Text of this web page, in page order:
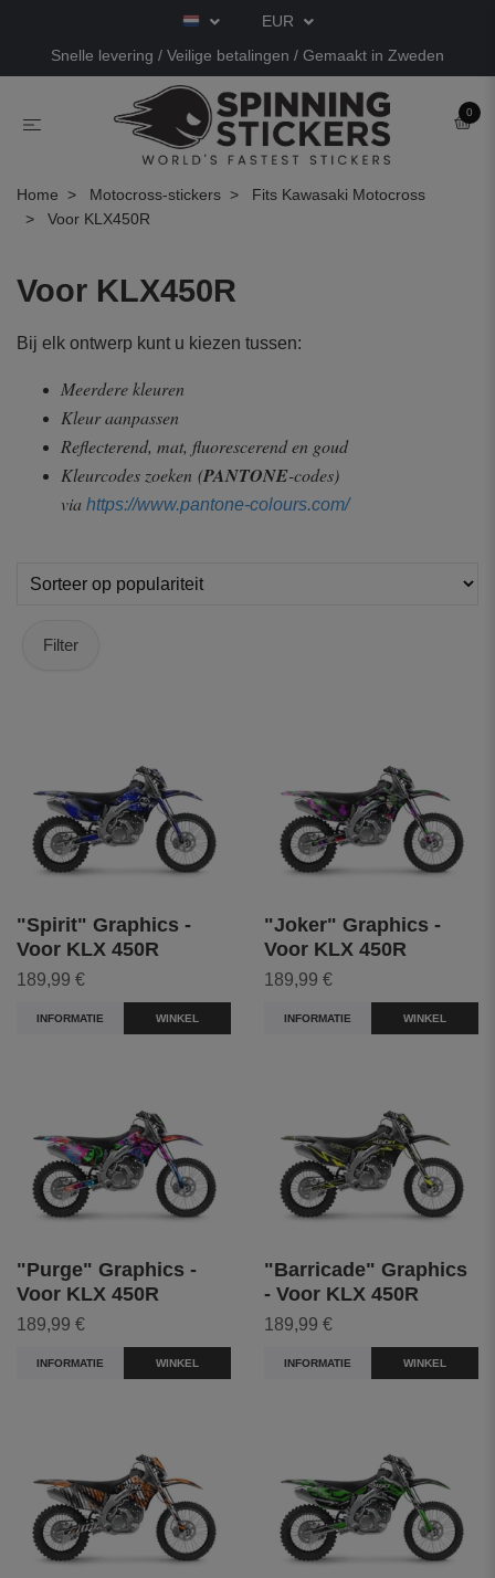
EUR
Snelle levering / Veilige betalingen / Gemaakt in Zweden
0
Home Motocross-stickers
Fits Kawasaki Motocross
Voor KLX450R
Voor KLX450R
Bij elk ontwerp kunt u kiezen tussen:
Meerdere kleuren
Kleur aanpassen
Reflecterend, mat, fluorescerend en goud
Kleurcodes zoeken (PANTONE-codes)
via https://www.pantone-colours.com/
Filter
"Spirit" Graphics -
Voor KLX 450R
189,99 €
INFORMATIE WINKEL
"Joker" Graphics -
Voor KLX 450R
189,99 €
INFORMATIE WINKEL
"Purge" Graphics -
Voor KLX 450R
189,99 €
INFORMATIE WINKEL
"Barricade" Graphics
- Voor KLX 450R
189,99 €
INFORMATIE WINKEL